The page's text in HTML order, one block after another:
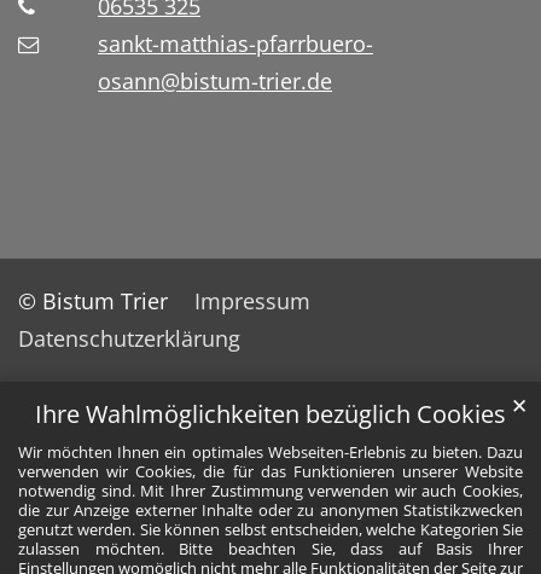
Ihre Wahlmöglichkeiten bezüglich Cookies
Wir möchten Ihnen ein optimales Webseiten-Erlebnis zu bieten. Dazu
verwenden wir Cookies, die für das Funktionieren unserer Website
notwendig sind. Mit Ihrer Zustimmung verwenden wir auch Cookies,
die zur Anzeige externer Inhalte oder zu anonymen Statistikzwecken
genutzt werden. Sie können selbst entscheiden, welche Kategorien Sie
zulassen möchten. Bitte beachten Sie, dass auf Basis Ihrer
Einstellungen womöglich nicht mehr alle Funktionalitäten der Seite zur
✕
06535 325
sankt-matthias-pfarrbuero-
osann@bistum-trier.de
© Bistum Trier
Impressum
Datenschutzerklärung